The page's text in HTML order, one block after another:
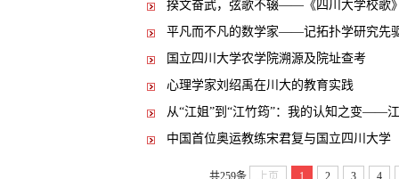
揆文奋武，弦歌不辍——《四川大学校歌
平凡而不凡的数学家——记拓扑学研究先
国立四川大学农学院溯源及院址查考
心理学家刘绍禹在川大的教育实践
从“江姐”到“江竹筠”：我的认知之变——
中国首位奥运教练宋君复与国立四川大学
共259条 上页 1 2 3 4